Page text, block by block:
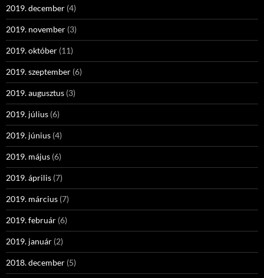
2019. december (4)
2019. november (3)
2019. október (11)
2019. szeptember (6)
2019. augusztus (3)
2019. július (6)
2019. június (4)
2019. május (6)
2019. április (7)
2019. március (7)
2019. február (6)
2019. január (2)
2018. december (5)